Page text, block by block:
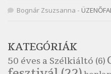
Népköltés: Reggeli
Pákolitz István: Altató
Szélkiáltó
Pákolitz István:
Bognár Zsuzsanna -
KATEGÓRIÁK
50 éves a Szélkiáltó (6)